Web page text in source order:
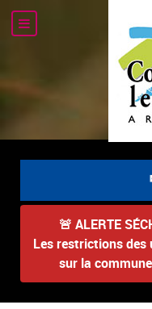
🚨 ALERTE
Les restrictions des
sur la